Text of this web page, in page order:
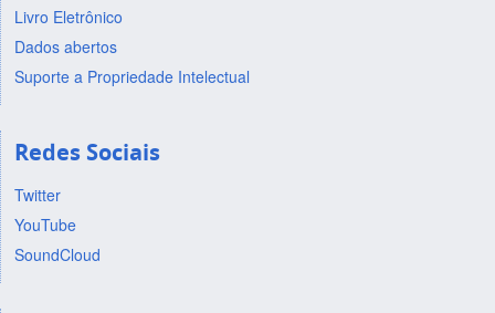
Livro Eletrônico
Dados abertos
Suporte a Propriedade Intelectual
Redes Sociais
Twitter
YouTube
SoundCloud